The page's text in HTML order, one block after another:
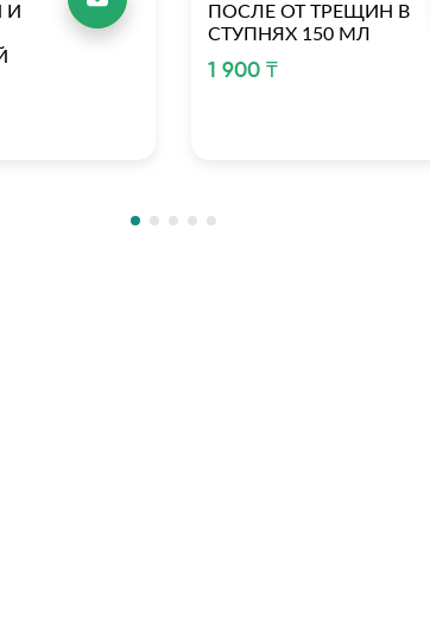
И
ПОСЛЕ ОТ ТРЕЩИН В
СТУПНЯХ 150 МЛ
1 900 ₸